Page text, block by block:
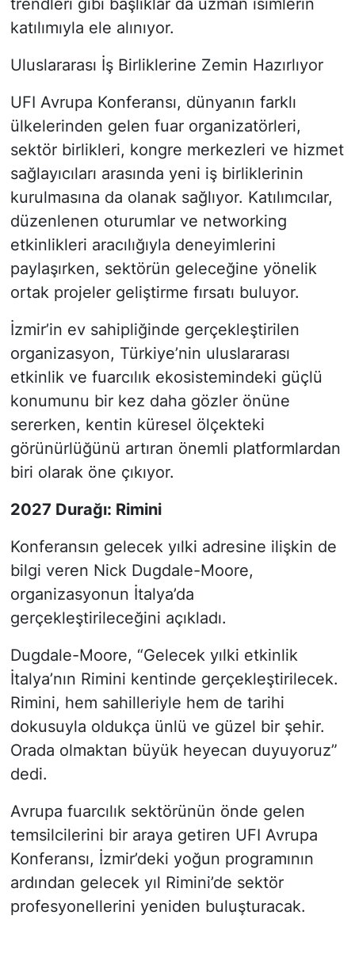
trendleri gibi başlıklar da uzman isimlerin
katılımıyla ele alınıyor.
Uluslararası İş Birliklerine Zemin Hazırlıyor
UFI Avrupa Konferansı, dünyanın farklı
ülkelerinden gelen fuar organizatörleri,
sektör birlikleri, kongre merkezleri ve hizmet
sağlayıcıları arasında yeni iş birliklerinin
kurulmasına da olanak sağlıyor. Katılımcılar,
düzenlenen oturumlar ve networking
etkinlikleri aracılığıyla deneyimlerini
paylaşırken, sektörün geleceğine yönelik
ortak projeler geliştirme fırsatı buluyor.
İzmir’in ev sahipliğinde gerçekleştirilen
organizasyon, Türkiye’nin uluslararası
etkinlik ve fuarcılık ekosistemindeki güçlü
konumunu bir kez daha gözler önüne
sererken, kentin küresel ölçekteki
görünürlüğünü artıran önemli platformlardan
biri olarak öne çıkıyor.
2027 Durağı: Rimini
Konferansın gelecek yılki adresine ilişkin de
bilgi veren Nick Dugdale-Moore,
organizasyonun İtalya’da
gerçekleştirileceğini açıkladı.
Dugdale-Moore, “Gelecek yılki etkinlik
İtalya’nın Rimini kentinde gerçekleştirilecek.
Rimini, hem sahilleriyle hem de tarihi
dokusuyla oldukça ünlü ve güzel bir şehir.
Orada olmaktan büyük heyecan duyuyoruz”
dedi.
Avrupa fuarcılık sektörünün önde gelen
temsilcilerini bir araya getiren UFI Avrupa
Konferansı, İzmir’deki yoğun programının
ardından gelecek yıl Rimini’de sektör
profesyonellerini yeniden buluşturacak.